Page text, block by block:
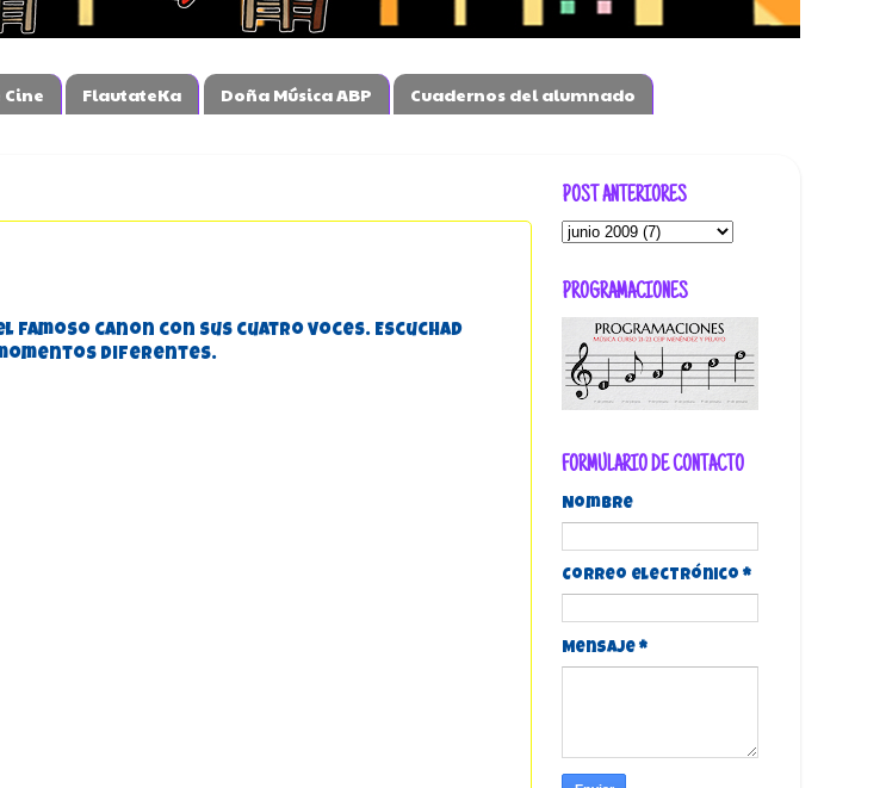
FlautateKa Doña Música ABP
Cuadernos del alumnado
canon con sus cuatro voces. Escuchad
diferentes.
POST ANTERIORES
PROGRAMACIONES
FORMULARIO DE CONTACTO
Nombre
Correo electrónico *
Mensaje *